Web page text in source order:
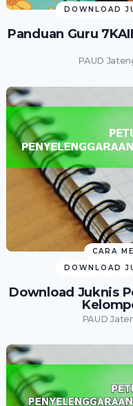
DOWNLOAD
Panduan Guru
PAUD
CARA
DOWNLOAD
Download Juknis
PAUD